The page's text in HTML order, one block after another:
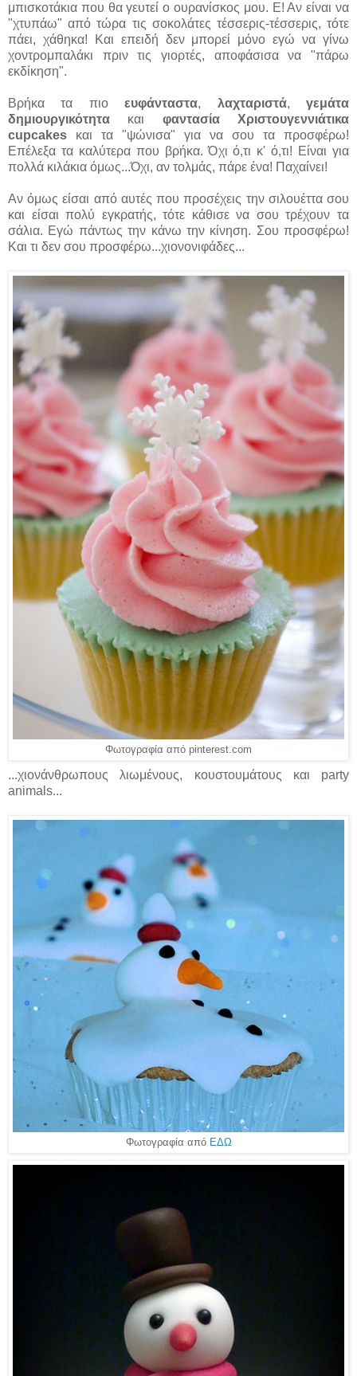
μπισκοτάκια που θα γευτεί ο ουρανίσκος μου. Ε! Αν είναι να
"χτυπάω" από τώρα τις σοκολάτες τέσσερις-τέσσερις, τότε
πάει, χάθηκα! Και επειδή δεν μπορεί μόνο εγώ να γίνω
χοντρομπαλάκι πριν τις γιορτές, αποφάσισα να "πάρω
εκδίκηση".
Βρήκα τα πιοευφάνταστα, λαχταριστά,γεμάτα
δημιουργικότητα και φαντασία
Χριστουγεννιάτικα
cupcakes και τα "ψώνισα" για να σου τα προσφέρω!
Επέλεξα τα καλύτερα που βρήκα. Όχι ό,τι κ' ό,τι! Είναι για
πολλά κιλάκια όμως...Όχι, αν τολμάς, πάρε ένα! Παχαίνει!
Αν όμως είσαι από αυτές που προσέχεις την σιλουέττα σου
και είσαι πολύ εγκρατής, τότε κάθισε να σου τρέχουν τα
σάλια. Εγώ πάντως την κάνω την κίνηση. Σου προσφέρω!
Και τι δεν σου προσφέρω...χιονονιφάδες...
Φωτογραφία από pinterest.com
...χιονάνθρωπους λιωμένους, κουστουμάτους και party
animals...
Φωτογραφία από ΕΔΩ